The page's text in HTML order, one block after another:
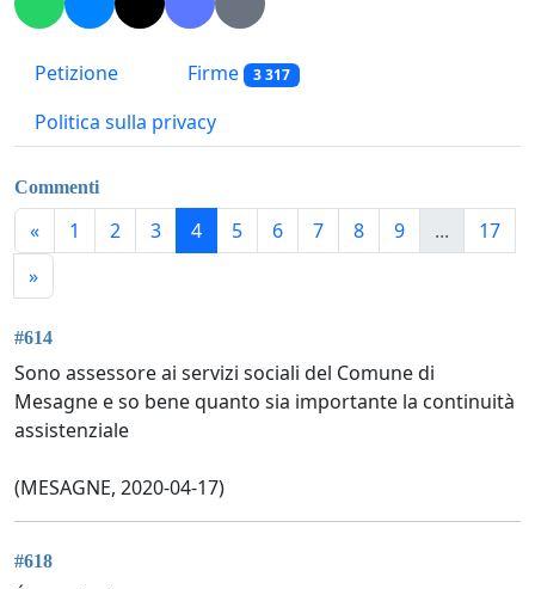
Petizione Firme 3 317
Politica sulla privacy
Commenti
« 1 2 3 4 5 6 7 8 9 ...
17
»
#614
Sono assessore ai servizi sociali del Comune di
Mesagne e so bene quanto sia importante la continuità
assistenziale
(MESAGNE, 2020-04-17)
#618